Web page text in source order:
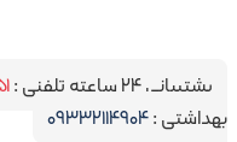
۲۴ ساعته تلفنی :
:۰۹۳۳۲۱۱۴۹۰۴